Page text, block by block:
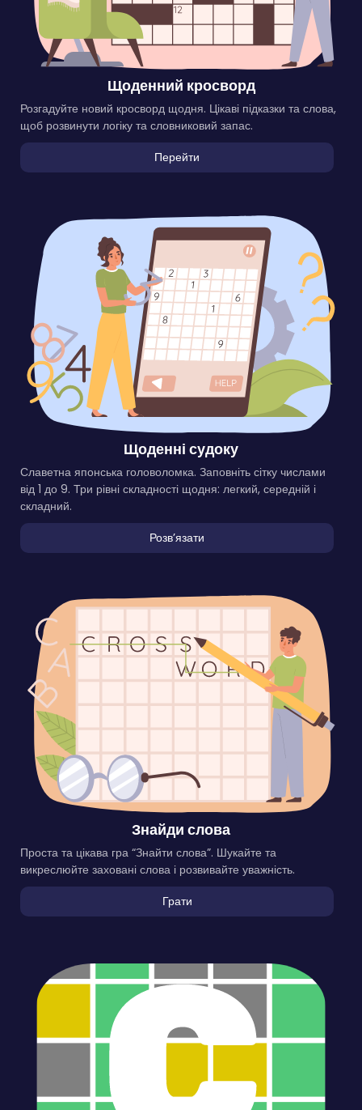
Щоденний кросворд
Розгадуйте новий кросворд щодня. Цікаві підказки та слова,
щоб розвинути логіку та словниковий запас.
Перейти
Щоденні судоку
Славетна японська головоломка. Заповніть сітку числами
від 1 до 9. Три рівні складності щодня: легкий, середній і
складний.
Розвʼязати
Знайди слова
Проста та цікава гра “Знайти слова”. Шукайте та
викреслюйте заховані слова і розвивайте уважність.
Грати